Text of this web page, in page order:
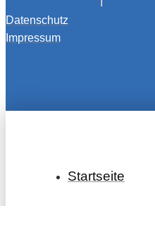
Datenschutz
Impressum
Startseite